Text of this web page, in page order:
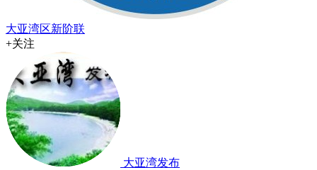
大亚湾区新阶联
+关注
大亚湾发布